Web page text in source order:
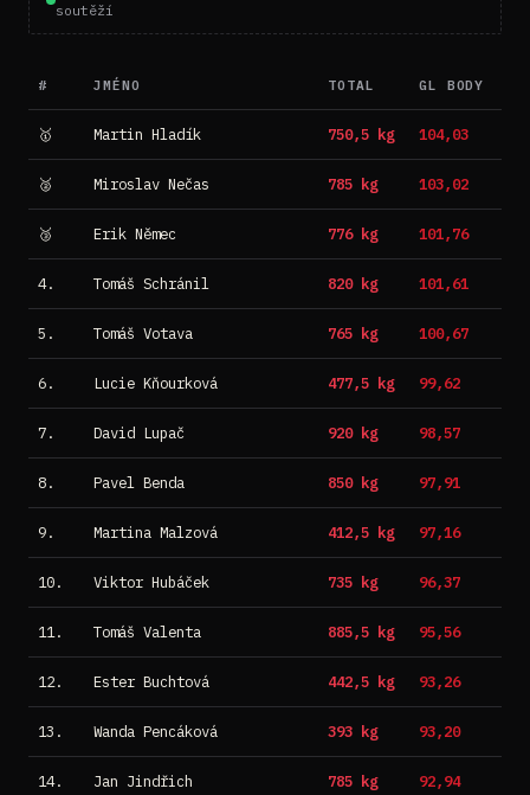
soutěží
# JMÉNO TOTAL GL BODY
🥇 Martin Hladík 750,5 kg 104,03
🥈 Miroslav Nečas 785 kg 103,02
🥉 Erik Němec 776 kg 101,76
4. Tomáš Schránil 820 kg 101,61
5. Tomáš Votava 765 kg 100,67
6. Lucie Kňourková 477,5 kg 99,62
7. David Lupač 920 kg 98,57
8. Pavel Benda 850 kg 97,91
9. Martina Malzová 412,5 kg 97,16
10. Viktor Hubáček 735 kg 96,37
11. Tomáš Valenta 885,5 kg 95,56
12. Ester Buchtová 442,5 kg 93,26
13. Wanda Pencáková 393 kg 93,20
14. Jan Jindřich 785 kg 92,94